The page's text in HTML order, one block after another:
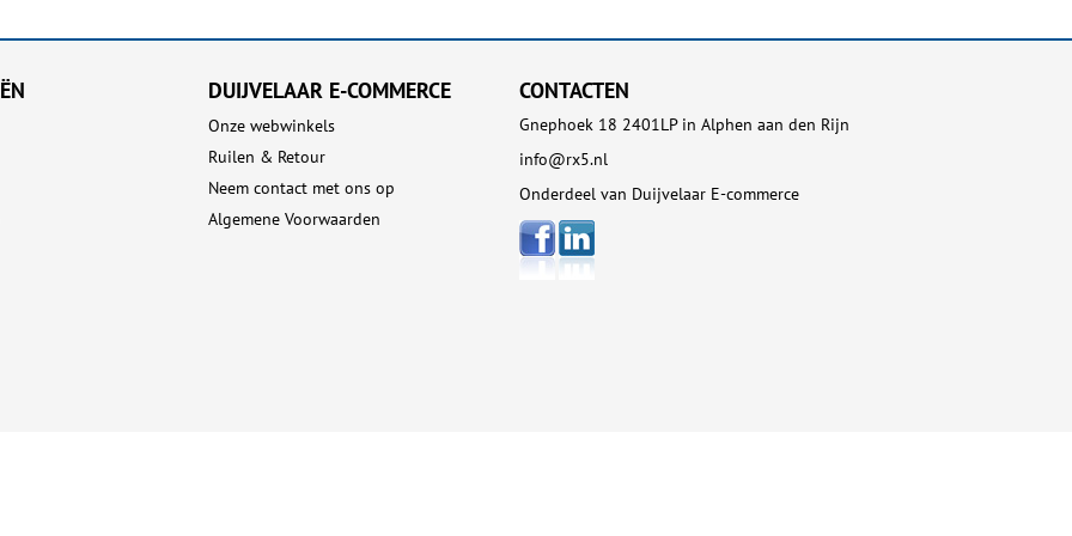
DUIJVELAAR E-COMMERCE
Onze webwinkels
Ruilen & Retour
Neem contact met ons op
Algemene Voorwaarden
CONTACTEN
Gnephoek 18 2401LP in Alphen aan den Rijn
info@rx5.nl
Onderdeel van Duijvelaar E-commerce